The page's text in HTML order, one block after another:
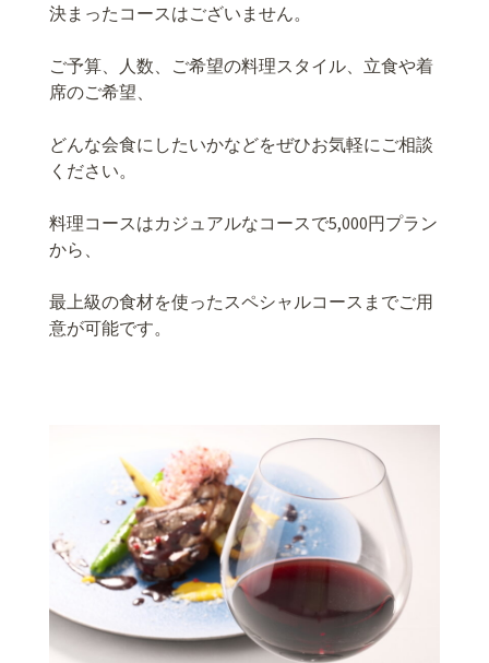
決まったコースはございません。
ご予算、人数、ご希望の料理スタイル、立食や着
席のご希望、
どんな会食にしたいかなどをぜひお気軽にご相談
ください。
料理コースはカジュアルなコースで5,000円プラン
から、
最上級の食材を使ったスペシャルコースまでご用
意が可能です。